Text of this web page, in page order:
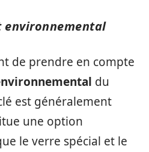
environnemental
de prendre en compte
du
est généralement
une option
le verre spécial et le